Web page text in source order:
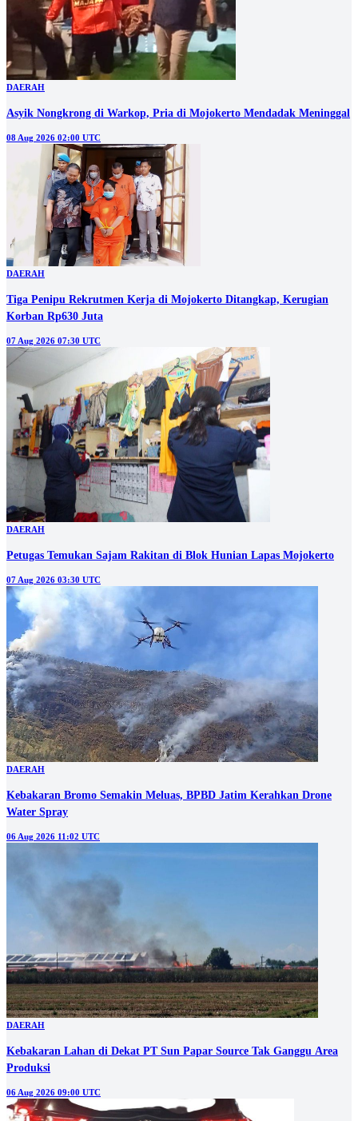
DAERAH
Asyik Nongkrong di Warkop, Pria di Mojokerto Mendadak Meninggal
08 Aug 2026 02:00 UTC
DAERAH
Tiga Penipu Rekrutmen Kerja di Mojokerto Ditangkap, Kerugian
Korban Rp630 Juta
07 Aug 2026 07:30 UTC
DAERAH
Petugas Temukan Sajam Rakitan di Blok Hunian Lapas Mojokerto
07 Aug 2026 03:30 UTC
DAERAH
Kebakaran Bromo Semakin Meluas, BPBD Jatim Kerahkan Drone
Water Spray
06 Aug 2026 11:02 UTC
DAERAH
Kebakaran Lahan di Dekat PT Sun Papar Source Tak Ganggu Area
Produksi
06 Aug 2026 09:00 UTC